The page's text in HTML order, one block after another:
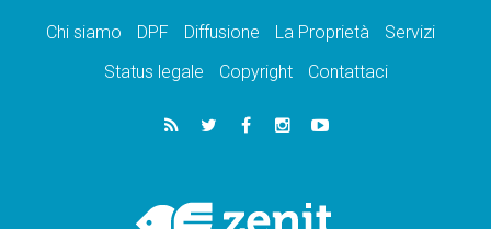
Chi siamo DPF Diffusione La Proprietà
Servizi
Status legale
Copyright Contattaci